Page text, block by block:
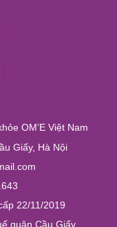
OM’E Việt Nam
Giấy, Hà Nội
22/11/2019
quận Cầu Giấy